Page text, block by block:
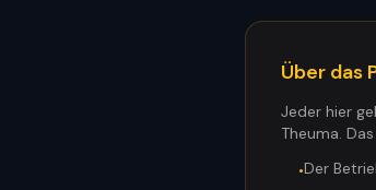
Über das
Jeder hier
Theuma.
•Der